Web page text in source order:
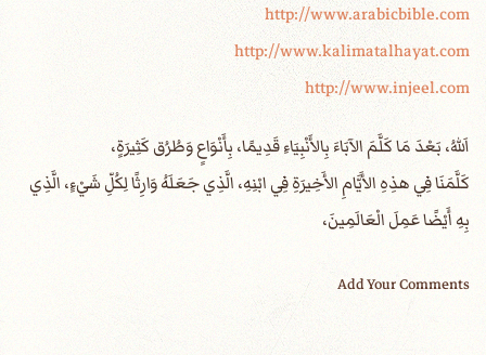
http://www.arabicbible.com
http://www.kalimatalhayat.com
http://www.injeel.com
اَللهُ، بَعْدَ مَا كَلَّمَ الآبَاءَ بِالأَنْبِيَاءِ قَدِيمًا، بِأَنْوَاعٍ وَطُرُق كَثِيرَةٍ،
كَلَّمَنَا فِي هذِهِ الأَيَّامِ الأَخِيرَةِ فِي ابْنِهِ، الَّذِي جَعَلَهُ وَارِثًا لِكُلِّ شَيْءٍ، الَّذِي
بِهِ أَيْضًا عَمِلَ الْعَالَمِينَ،
Add Your Comments